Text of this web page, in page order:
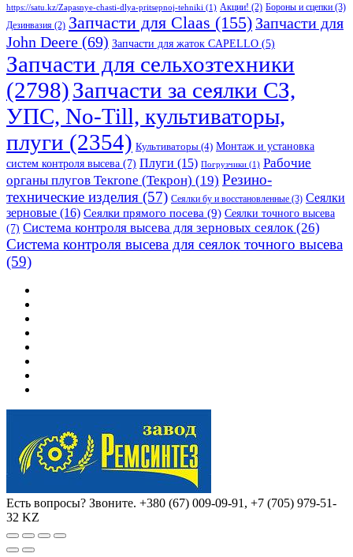
https://satu.kz/Zapasnye-chasti-dlya-pritsepnoj-tehniki (1) Акции! (2) Бороны и сцепки (3)
Дезинвазия (2) Запчасти для Claas (155) Запчасти для
John Deere (69) Запчасти для жаток CAPELLO (5)
Запчасти для сельхозтехники
(2798)Запчасти за сеялки СЗ,
УПС, No-Till, культиваторы,
плуги (2354) Культиваторы (4) Монтаж и установка
систем контроля высева (7) Плуги (15) Погрузчики (1) Рабочие
органы плугов Текrоne (Текрон) (19) Резино-
технические изделия (57) Сеялки бу и восстановленные (3) Сеялки
зерновые (16) Сеялки прямого посева (9) Сеялки точного высева
(7) Система контроля высева для зерновых сеялок (26)
Система контроля высева для сеялок точного высева
(59)
Есть вопросы? Звоните. +380 (67) 009-09-91, +7 (705) 979-51-
32 KZ